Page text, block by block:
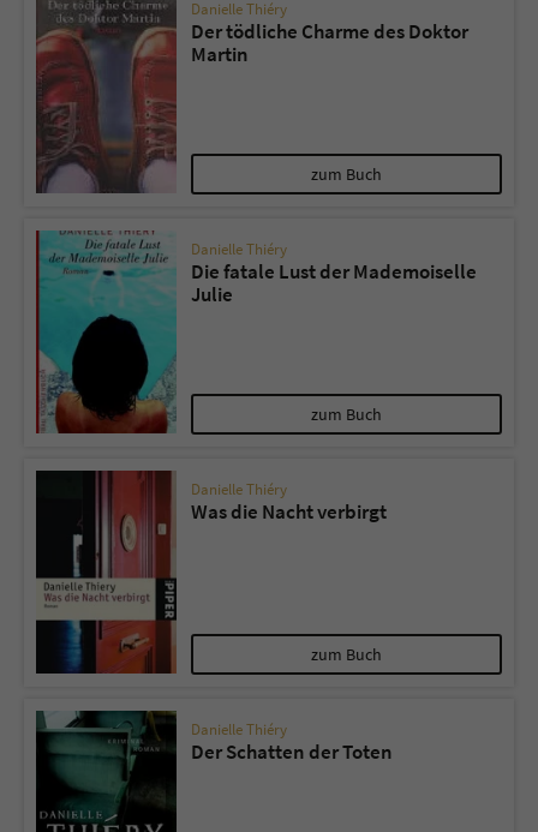
Danielle Thiéry
Der tödliche Charme des Doktor
Martin
zum Buch
Danielle Thiéry
Die fatale Lust der Mademoiselle
Julie
zum Buch
Danielle Thiéry
Was die Nacht verbirgt
zum Buch
Danielle Thiéry
Der Schatten der Toten
Sicherheitscode des Kontaktformulars zu
überprüfen.